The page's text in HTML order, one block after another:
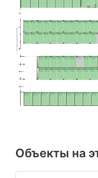
MM165
15.9 м²
MM166
15.9 м²
MM167
15.9 м²
MM168
15.9 м²
MM169
15.9 м²
MM170
15.9 м²
MM171
15.9 м²
MM172
15.9 м²
MM173
15.9 м²
MM174
15.9 м²
MM175
17.0 м²
MM176
17.0 м²
MM177
15.9 м²
MM178
15.9 м²
MM179
15.9 м²
MM180
15.9 м²
MM181
15.9 м²
MM182
15.9 м²
MM183
15.9 м²
MM184
15.9 м²
MM185
15.9 м²
MM186
15.9 м²
MM216
18.6 м²
MM217
15.9 м²
MM218
15.9 м²
MM219
15.9 м²
MM220
15.9 м²
MM221
15.9 м²
MM222
15.9 м²
MM223
15.9 м²
MM224
15.9 м²
MM225
15.9 м²
MM226
15.9 м²
MM227
15.9 м²
MM228
15.9 м²
MM229
15.9 м²
MM230
15.9 м²
MM231
15.9 м²
MM232
15.9 м²
MM233
15.9 м²
21.6 м²
MM247
21.6 м²
MM248
21.6 м²
MM249
21.6 м²
MM250
21.6 м²
MM251
21.6 м²
MM252
MM253
21.6 м²
MM254
23.4 м²
II этап строительства
Объекты на